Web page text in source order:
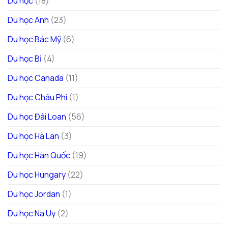
Du học Anh (23)
Du học Bác Mỹ (6)
Du học Bỉ (4)
Du học Canada (11)
Du học Châu Phi (1)
Du học Đài Loan (56)
Du học Hà Lan (3)
Du học Hàn Quốc (19)
Du học Hungary (22)
Du học Jordan (1)
Du học Na Uy (2)